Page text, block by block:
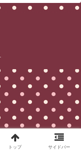
トップ サイドバー